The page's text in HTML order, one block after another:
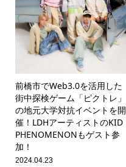
前橋市でWeb3.0を活用した
街中探検ゲーム「ピクトレ」
の地元大学対抗イベントを開
催！LDHアーティストのKID
PHENOMENONもゲスト参
加！
2024.04.23